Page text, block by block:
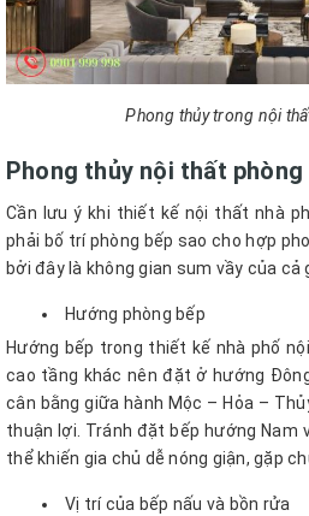
Phong thủy trong nội
Phong thủy nội thất phòng
Cần lưu ý khi thiết kế nội thất nhà
phải bố trí phòng bếp sao cho hợp
bởi đây là không gian sum vầy của cả
Hướng phòng bếp
Hướng bếp trong thiết kế nhà phố
cao tầng khác nên đặt ở hướng
cân bằng giữa hành Mộc – Hỏa –
thuận lợi. Tránh đặt bếp hướng Nam
thể khiến gia chủ dễ nóng giận, gặp
Vị trí của bếp nấu và bồn rửa